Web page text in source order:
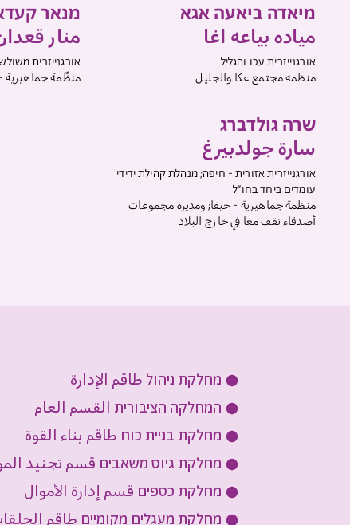
מחלקת ניהול طاقم الإدارة
המחלקה הציבורית القسم العام
מחלקת בניית כוח طاقم بناء القوة
מחלקת גיוס משאבים قسم تجنيد
מחלקת כספים قسم إدارة الأموال
מחלקת מעגלים מקומיים طاقم
מיאדה ביאעה אגא
مياده بياعه اغا
אורגנייזרית עכו והגליל
منظمه مجتمع عكا والجليل
מנאר
منار
אורגנייזרית
منظِّمة
שרה גולדברג
سارة جولدبيرغ
אורגנייזרית אזורית - חיפה; מנהלת קהילת ידידי
עומדים ביחד בחו״ל
منظمة جماهيرية - حيفا; ومديرة مجموعات
أصدقاء نقف معا في خارج البلاد